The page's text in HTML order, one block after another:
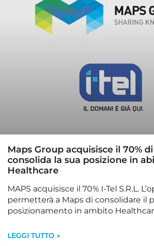
Maps Group acquisisce il 70%
consolida la sua posizione in
Healthcare
MAPS acquisisce il 70% I-Tel S.R.L.
permetterà a Maps di consolidare il
posizionamento in ambito
LEGGI TUTTO »